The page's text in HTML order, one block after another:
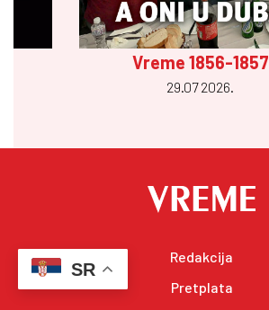
Vreme 1856-1857
29.07 2026.
Redakcija
Pretplata
SR